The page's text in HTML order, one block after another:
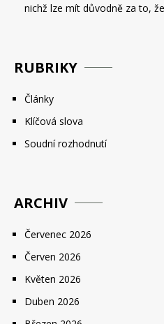
nichž lze mít důvodně za to,
RUBRIKY
Články
Klíčová slova
Soudní rozhodnutí
ARCHIV
Červenec 2026
Červen 2026
Květen 2026
Duben 2026